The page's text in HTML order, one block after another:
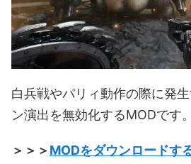
白兵戦やパリィ動作の際に発
ン演出を無効化するMODです。
＞＞＞MODをダウンロードす